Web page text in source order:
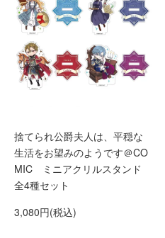
捨てられ公爵夫人は、平穏な
生活をお望みのようです＠CO
MIC ミニアクリルスタンド
全4種セット
3,080円(税込)